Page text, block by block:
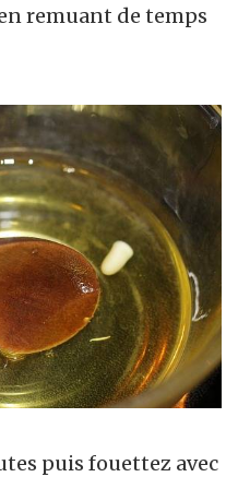
remuant de temps
puis fouettez avec